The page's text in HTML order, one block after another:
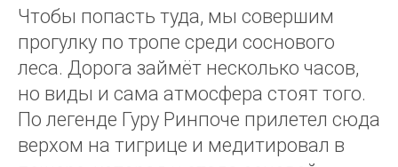
Чтобы попасть туда, мы совершим
прогулку по тропе среди соснового
леса. Дорога займёт несколько часов,
но виды и сама атмосфера стоят того.
По легенде Гуру Ринпоче прилетел сюда
верхом на тигрице и медитировал в